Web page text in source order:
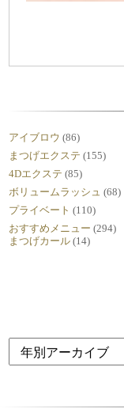
アイブロウ (86)
まつげエクステ (155)
4Dエクステ (85)
ボリュームラッシュ (68)
プライベート (110)
おすすめメニュー (294)
まつげカール (14)